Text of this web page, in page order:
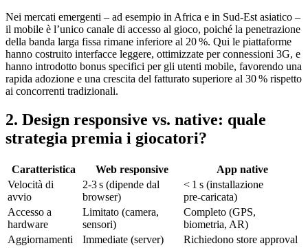
Nei mercati emergenti – ad esempio in Africa e in Sud‑Est asiatico –
il mobile è l’unico canale di accesso al gioco, poiché la penetrazione
della banda larga fissa rimane inferiore al 20 %. Qui le piattaforme
hanno costruito interfacce leggere, ottimizzate per connessioni 3G, e
hanno introdotto bonus specifici per gli utenti mobile, favorendo una
rapida adozione e una crescita del fatturato superiore al 30 % rispetto
ai concorrenti tradizionali.
2. Design responsive vs. native: quale
strategia premia i giocatori?
Caratteristica Web responsive
App native
Velocità di
avvio
2‑3 s (dipende dal
browser)
< 1 s (installazione
pre‑caricata)
Accesso a
hardware
Limitato (camera,
sensori)
Completo (GPS,
biometria, AR)
Aggiornamenti
Immediate (server)
Richiedono store approval